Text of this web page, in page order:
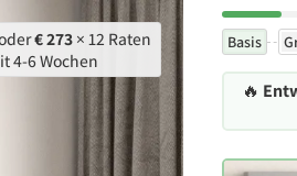
€ 273 × 12 Raten
4-6 Wochen
Basis
🔥